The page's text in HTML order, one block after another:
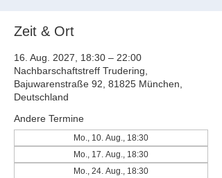
Zeit & Ort
16. Aug. 2027, 18:30 – 22:00
Nachbarschaftstreff Trudering,
Bajuwarenstraße 92, 81825 München,
Deutschland
Andere Termine
Mo., 10. Aug., 18:30
Mo., 17. Aug., 18:30
Mo., 24. Aug., 18:30